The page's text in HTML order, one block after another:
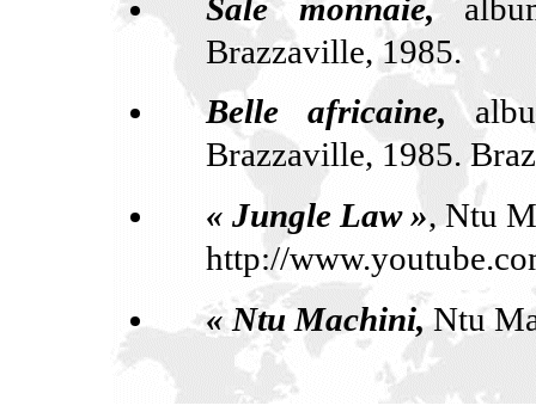
Sale monnaie,
Brazzaville, 1985.
Belle africaine,
Brazzaville, 1985.
« Jungle Law », Ntu
http://
« Ntu Machini,Ntu